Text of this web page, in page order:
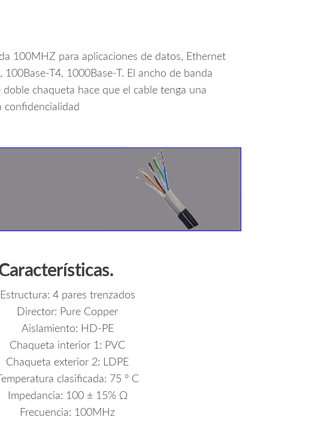
100MHZ para aplicaciones de datos, Ethernet
T4, 1000Base-T. El ancho de banda
chaqueta hace que el cable tenga una
confidencialidad
Estructura: 4 pares trenzados
Director: Pure Copper
Aislamiento: HD-PE
Chaqueta interior 1: PVC
Chaqueta exterior 2: LDPE
Temperatura clasificada: 75 ° C
Impedancia: 100 ± 15% Ω
Frecuencia: 100MHz